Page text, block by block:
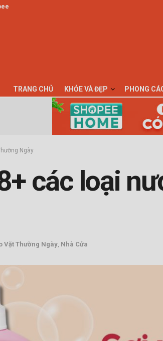
TRANG CHỦ KHỎE VÀ ĐẸP PHONG
Ngày
các loại
Vặt Thường Ngày Nhà Cửa